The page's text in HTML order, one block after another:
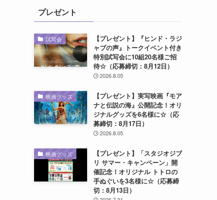
プレゼント
試写会
【プレゼント】『ヒンド・ラジ
ャブの声』トークイベント付き
特別試写会に10組20名様ご招
待☆（応募締切：8月12日）
2026.8.05
映画グッズ
【プレゼント】実写映画『モア
ナと伝説の海』公開記念！オリ
ジナルグッズを6名様に☆（応
募締切：8月17日）
2026.8.05
映画グッズ
【プレゼント】「スタジオジブ
リ サマー・キャンペーン」開
催記念！オリジナル トトロの
手ぬぐいを3名様に☆（応募締
切：8月13日）